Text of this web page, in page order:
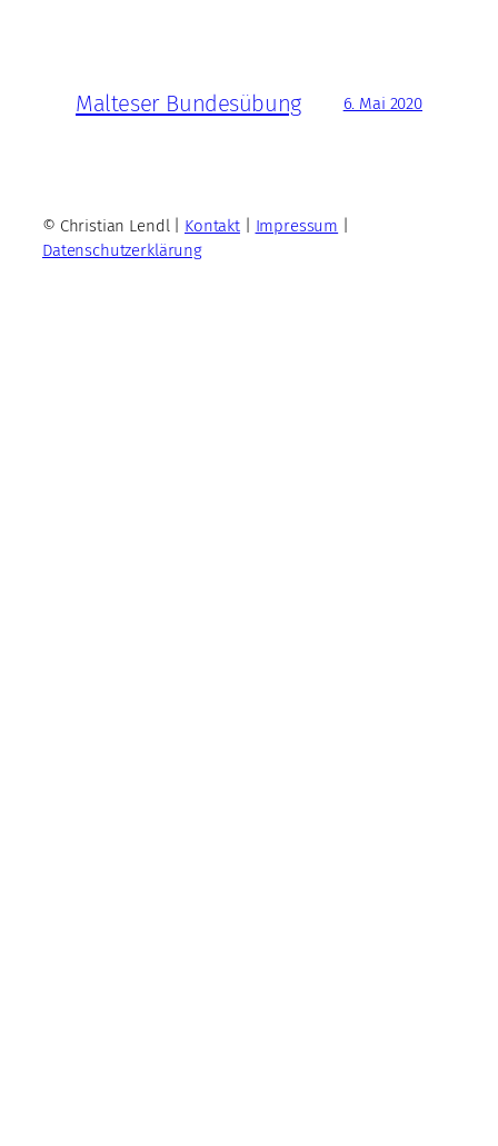
Malteser Bundesübung 6. Mai 2020
© Christian Lendl | Kontakt| Impressum
Datenschutzerklärung